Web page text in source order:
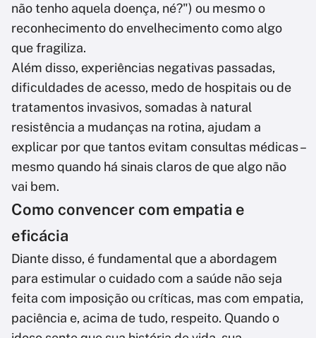
não tenho aquela doença, né?") ou mesmo o
reconhecimento do envelhecimento como algo
que fragiliza.
Além disso, experiências negativas passadas,
dificuldades de acesso, medo de hospitais ou de
tratamentos invasivos, somadas à natural
resistência a mudanças na rotina, ajudam a
explicar por que tantos evitam consultas médicas –
mesmo quando há sinais claros de que algo não
vai bem.
Como convencer com empatia e
eficácia
Diante disso, é fundamental que a abordagem
para estimular o cuidado com a saúde não seja
feita com imposição ou críticas, mas com empatia,
paciência e, acima de tudo, respeito. Quando o